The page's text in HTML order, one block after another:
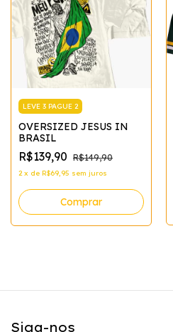
LEVE 3 PAGUE 2
OVERSIZED JESUS IN
BRASIL
R$139,90 R$149,90
2 x de R$69,95 sem juros
Comprar
Siga-nos